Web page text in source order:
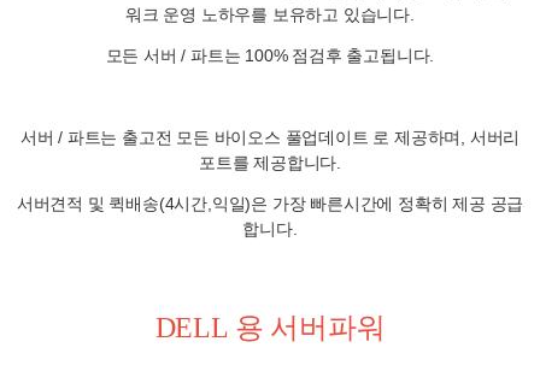
워크 운영 노하우를 보유하고 있습니다.
모든 서버 / 파트는 100% 점검후 출고됩니다.
서버 / 파트는 출고전 모든 바이오스 풀업데이트 로 제공하며, 서버리
포트를 제공합니다.
서버견적 및 퀵배송(4시간,익일)은 가장 빠른시간에 정확히 제공 공급
합니다.
DELL 용 서버파워